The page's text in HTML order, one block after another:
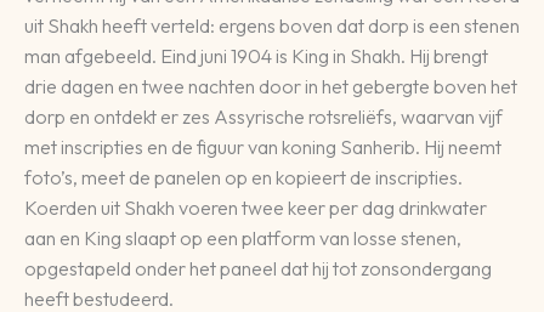
uit Shakh heeft verteld: ergens boven dat dorp is een stenen
man afgebeeld. Eind juni 1904 is King in Shakh. Hij brengt
drie dagen en twee nachten door in het gebergte boven het
dorp en ontdekt er zes Assyrische rotsreliëfs, waarvan vijf
met inscripties en de figuur van koning Sanherib. Hij neemt
foto’s, meet de panelen op en kopieert de inscripties.
Koerden uit Shakh voeren twee keer per dag drinkwater
aan en King slaapt op een platform van losse stenen,
opgestapeld onder het paneel dat hij tot zonsondergang
heeft bestudeerd.